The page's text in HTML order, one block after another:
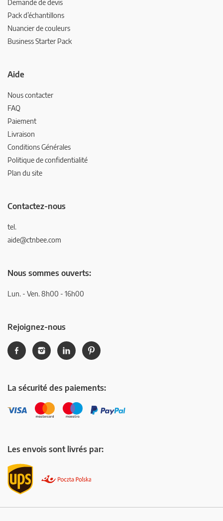
Demande de devis
Pack d’échantillons
Nuancier de couleurs
Business Starter Pack
Aide
Nous contacter
FAQ
Paiement
Livraison
Conditions Générales
Politique de confidentialité
Plan du site
Contactez-nous
tel.
aide@ctnbee.com
Nous sommes ouverts:
Lun. - Ven. 8h00 - 16h00
Rejoignez-nous
La sécurité des paiements:
Les envois sont livrés par: